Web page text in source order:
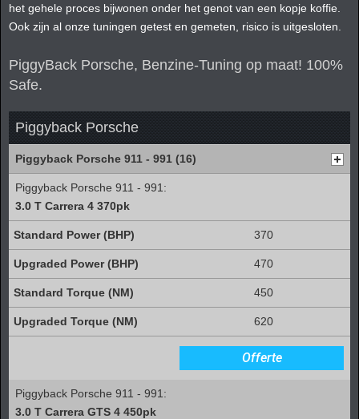
het gehele proces bijwonen onder het genot van een kopje koffie.
Ook zijn al onze tuningen getest en gemeten, risico is uitgesloten.
PiggyBack Porsche, Benzine-Tuning op maat! 100%
Safe.
Piggyback Porsche
Piggyback Porsche 911 - 991 (16)
Piggyback Porsche 911 - 991:
3.0 T Carrera 4 370pk
370
470
450
620
Offerte
Piggyback Porsche 911 - 991:
3.0 T Carrera GTS 4 450pk